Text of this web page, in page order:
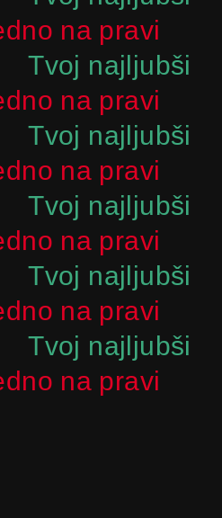
na pravi
Tvoj najljubši
na pravi
Tvoj najljubši
na pravi
Tvoj najljubši
na pravi
Tvoj najljubši
na pravi
Tvoj najljubši
na pravi